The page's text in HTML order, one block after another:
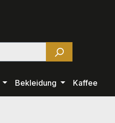
Bekleidung Kaffee